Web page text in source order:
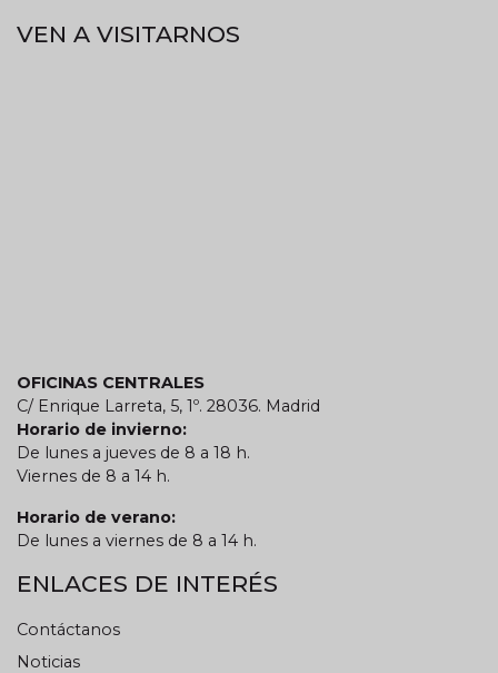
VEN A VISITARNOS
OFICINAS CENTRALES
C/ Enrique Larreta, 5, 1º. 28036. Madrid
Horario de invierno:
De lunes a jueves de 8 a 18 h.
Viernes de 8 a 14 h.
Horario de verano:
De lunes a viernes de 8 a 14 h.
ENLACES DE INTERÉS
Contáctanos
Noticias